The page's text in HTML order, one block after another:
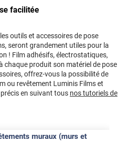
facilitée
outils et accessoires de pose
seront grandement utiles pour la
! Film adhésifs, électrostatiques,
chaque produit son matériel de pose
offrez-vous la possibilité de
ou revêtement Luminis Films et
en suivant tous nos tutoriels de
muraux (murs et